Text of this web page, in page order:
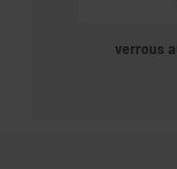
verrous